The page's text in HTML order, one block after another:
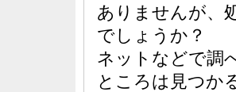
ありませんが、
でしょうか？
ネットなどで調
ところは見つか